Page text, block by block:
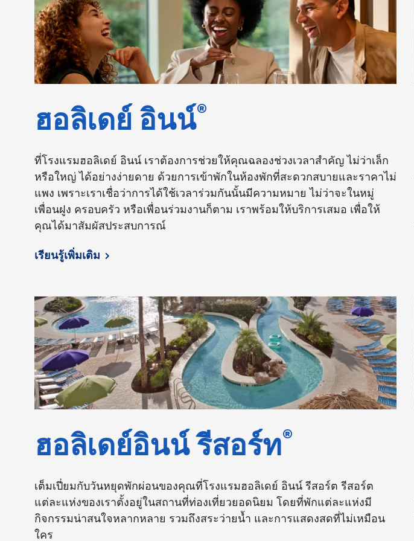
ฮอลิเดย์ อินน์®
ที่โรงแรมฮอลิเดย์ อินน์ เราต้องการช่วยให้คุณฉลองช่วงเวลาสำคัญ ไม่ว่าเล็ก
หรือใหญ่ ได้อย่างง่ายดาย ด้วยการเข้าพักในห้องพักที่สะดวกสบายและราคาไม่
แพง เพราะเราเชื่อว่าการได้ใช้เวลาร่วมกันนั้นมีความหมาย ไม่ว่าจะในหมู่
เพื่อนฝูง ครอบครัว หรือเพื่อนร่วมงานก็ตาม เราพร้อมให้บริการเสมอ เพื่อให้
คุณได้มาสัมผัสประสบการณ์
เรียนรู้เพิ่มเติม
ฮอลิเดย์อินน์ รีสอร์ท®
เต็มเปี่ยมกับวันหยุดพักผ่อนของคุณที่โรงแรมฮอลิเดย์ อินน์ รีสอร์ต รีสอร์ต
แต่ละแห่งของเราตั้งอยู่ในสถานที่ท่องเที่ยวยอดนิยม โดยที่พักแต่ละแห่งมี
กิจกรรมน่าสนใจหลากหลาย รวมถึงสระว่ายน้ำ และการแสดงสดที่ไม่เหมือน
ใคร